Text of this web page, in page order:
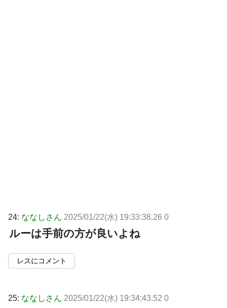
24: ななしさん 2025/01/22(水) 19:33:38.26 0
ルーは手前の方が良いよね
レスにコメント
25: ななしさん 2025/01/22(水) 19:34:43.52 0